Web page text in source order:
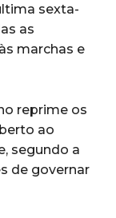
sexta-
as
marchas e
reprime os
ao
segundo a
de governar